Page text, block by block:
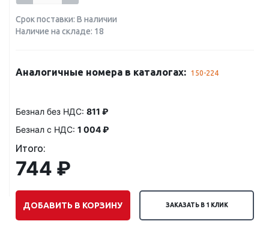
Срок поставки: В наличии
Наличие на складе: 18
Аналогичные номера в каталогах: 150-224
Безнал без НДС: 811 ₽
Безнал с НДС: 1 004 ₽
Итого:
744 ₽
ДОБАВИТЬ В КОРЗИНУ ЗАКАЗАТЬ В 1 КЛИК